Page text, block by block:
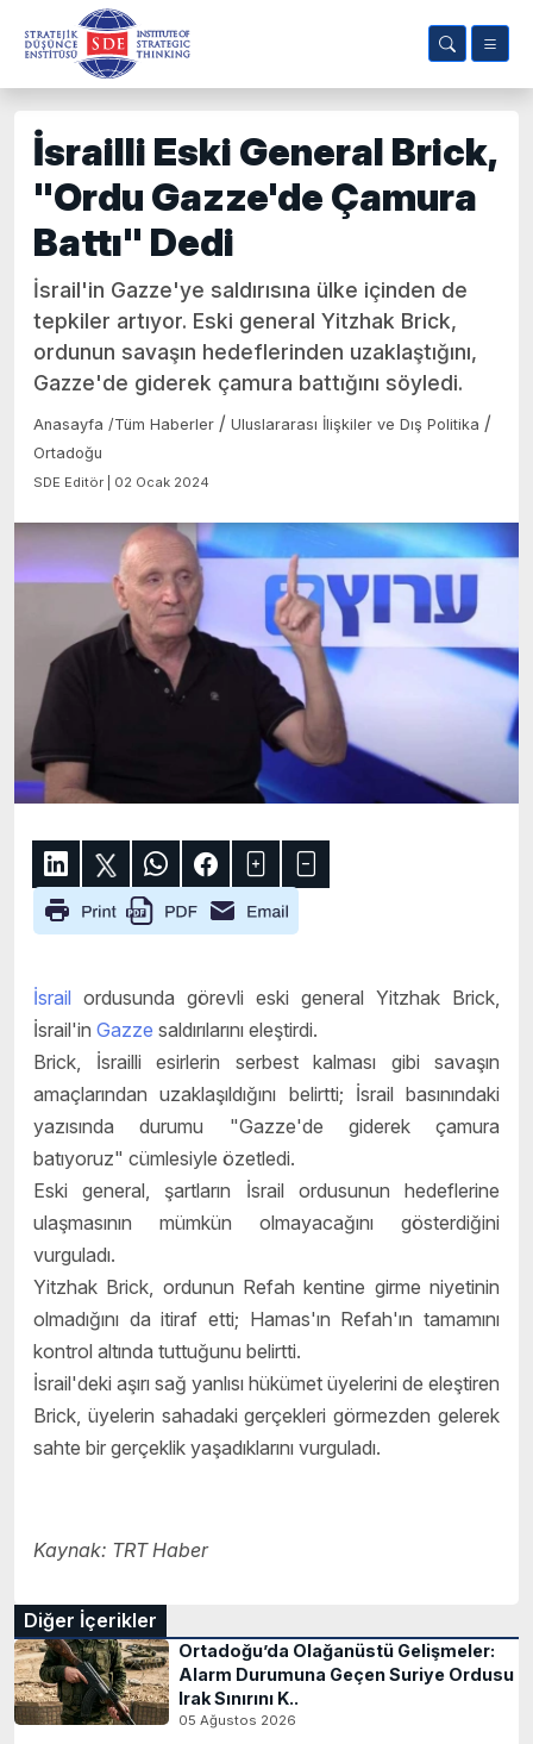
İsrailli Eski General Brick,
"Ordu Gazze'de Çamura
Battı" Dedi
İsrail'in Gazze'ye saldırısına ülke içinden de
tepkiler artıyor. Eski general Yitzhak Brick,
ordunun savaşın hedeflerinden uzaklaştığını,
Gazze'de giderek çamura battığını söyledi.
Anasayfa /Tüm Haberler / Uluslararası İlişkiler ve Dış Politika /
Ortadoğu
SDE Editör | 02 Ocak 2024
İsrail ordusunda görevli eski general Yitzhak Brick,
İsrail'in Gazze saldırılarını eleştirdi.
Brick, İsrailli esirlerin serbest kalması gibi savaşın
amaçlarından uzaklaşıldığını belirtti; İsrail basınındaki
yazısında durumu "Gazze'de giderek çamura
batıyoruz" cümlesiyle özetledi.
Eski general, şartların İsrail ordusunun hedeflerine
ulaşmasının mümkün olmayacağını gösterdiğini
vurguladı.
Yitzhak Brick, ordunun Refah kentine girme niyetinin
olmadığını da itiraf etti; Hamas'ın Refah'ın tamamını
kontrol altında tuttuğunu belirtti.
İsrail'deki aşırı sağ yanlısı hükümet üyelerini de eleştiren
Brick, üyelerin sahadaki gerçekleri görmezden gelerek
sahte bir gerçeklik yaşadıklarını vurguladı.
Kaynak: TRT Haber
Diğer İçerikler
Ortadoğu’da Olağanüstü Gelişmeler:
Alarm Durumuna Geçen Suriye Ordusu
Irak Sınırını K..
05 Ağustos 2026